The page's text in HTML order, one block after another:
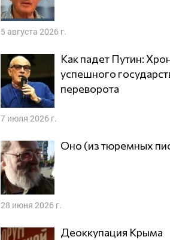
5 августа 2026 г.
Как падет Путин: Хроника
успешного
переворота
7 июля 2026 г.
Оно (из тюремных
28 июня 2026 г.
Деоккупация Крыма